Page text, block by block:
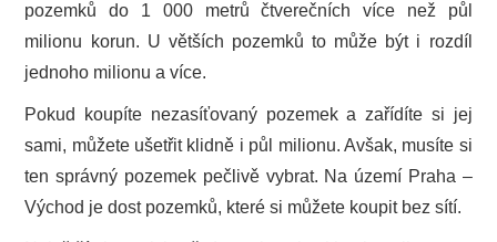
pozemků do 1 000 metrů čtverečních více než půl
milionu korun. U větších pozemků to může být i rozdíl
jednoho milionu a více.
Pokud koupíte nezasíťovaný pozemek a zařídíte si jej
sami, můžete ušetřit klidně i půl milionu. Avšak, musíte si
ten správný pozemek pečlivě vybrat. Na území Praha –
Východ je dost pozemků, které si můžete koupit bez sítí.